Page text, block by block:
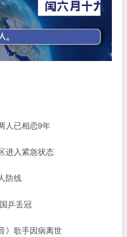
人已相恋9年
进入紧急状态
防线
乒丢冠
》歌手因病离世